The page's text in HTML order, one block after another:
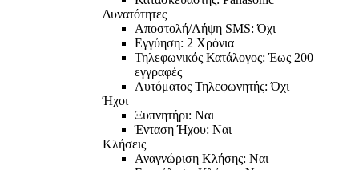
Δυνατότητες
Αποστολή/Λήψη SMS: Όχι
Εγγύηση: 2 Χρόνια
Τηλεφωνικός Κατάλογος: Έως 200
εγγραφές
Αυτόματος Τηλεφωνητής: Όχι
Ήχοι
Ξυπνητήρι: Ναι
Ένταση Ήχου: Ναι
Κλήσεις
Αναγνώριση Κλήσης: Ναι